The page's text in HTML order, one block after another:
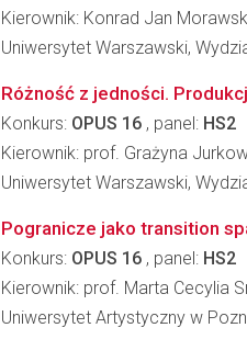
Kierownik: Konrad Jan
Uniwersytet Warszawski,
Różność z jedności.
Konkurs: OPUS 16 , panel: HS2
Kierownik: prof. Grażyna
Uniwersytet Warszawski,
Pogranicze jako transition
Konkurs: OPUS 16 , panel: HS2
Kierownik: prof. Marta Cecylia
Uniwersytet Artystyczny w